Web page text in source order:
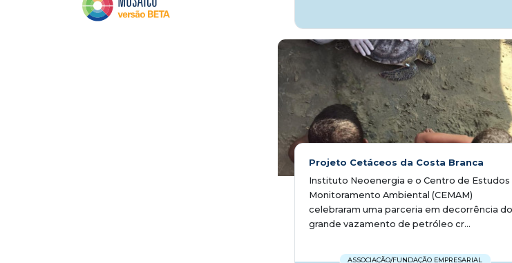
Projeto Cetáceos da Costa Branca
Instituto Neoenergia e o Centro de Estudos
Monitoramento Ambiental (CEMAM)
celebraram uma parceria em decorrência do
grande vazamento de petróleo cr...
ASSOCIAÇÃO/FUNDAÇÃO EMPRESARIAL